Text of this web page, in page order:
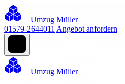
Umzug Müller
01579-2644011 Angebot anfordern
Umzug Müller